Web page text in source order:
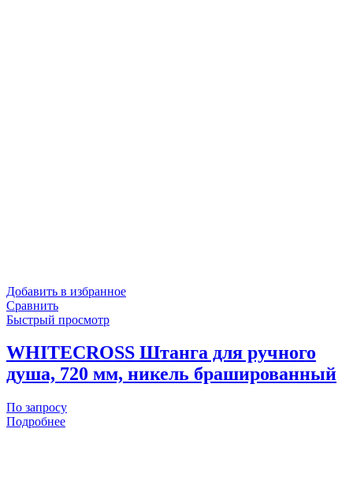
Добавить в избранное
Сравнить
Быстрый просмотр
WHITECROSS Штанга для ручного
душа, 720 мм, никель брашированный
По запросу
Подробнее